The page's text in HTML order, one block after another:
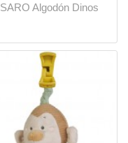
Algodón Dinos